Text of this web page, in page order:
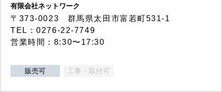
有限会社ネットワーク
〒373-0023 群馬県太田市富若町531-1
TEL：0276-22-7749
営業時間：8:30〜17:30
販売可 工事・取付可